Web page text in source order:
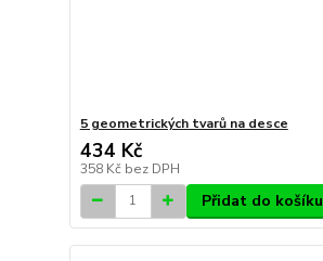
5 geometrických tvarů na desce
434 Kč
358 Kč bez DPH
Přidat do košíku